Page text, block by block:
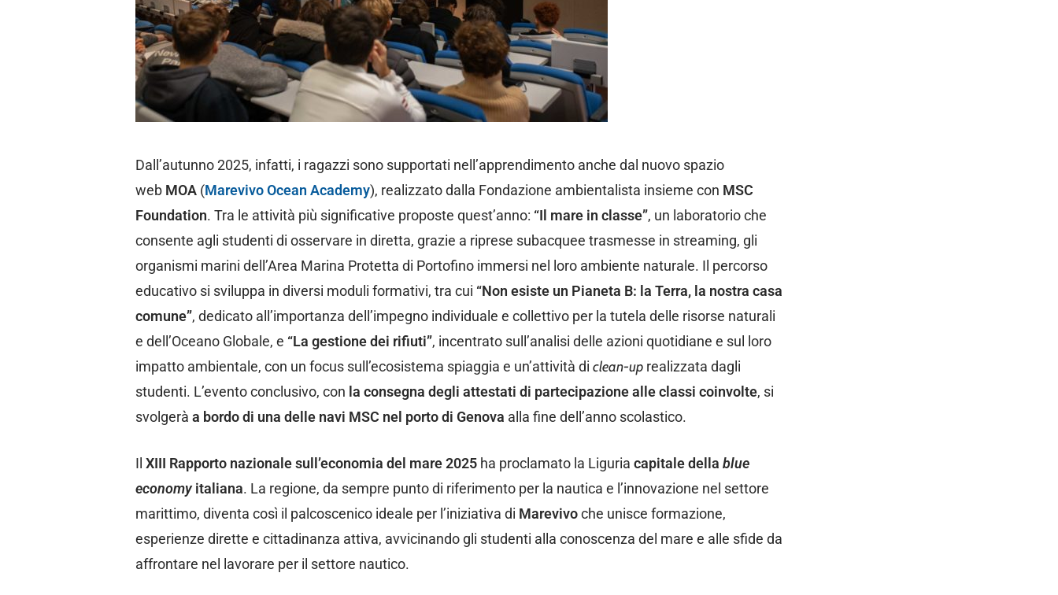
Dall’autunno 2025, infatti, i ragazzi sono supportati nell’apprendimento anche dal nuovo spazio
web MOA (Marevivo Ocean Academy), realizzato dalla Fondazione ambientalista insieme con MSC
Foundation. Tra le attività più significative proposte quest’anno: “Il mare in classe”, un laboratorio che
consente agli studenti di osservare in diretta, grazie a riprese subacquee trasmesse in streaming, gli
organismi marini dell’Area Marina Protetta di Portofino immersi nel loro ambiente naturale. Il percorso
educativo si sviluppa in diversi moduli formativi, tra cui “Non esiste un Pianeta B: la Terra, la nostra casa
comune”, dedicato all’importanza dell’impegno individuale e collettivo per la tutela delle risorse naturali
e dell’Oceano Globale, e “La gestione dei rifiuti”, incentrato sull’analisi delle azioni quotidiane e sul loro
impatto ambientale, con un focus sull’ecosistema spiaggia e un’attività di clean-up realizzata dagli
studenti. L’evento conclusivo, con la consegna degli attestati di partecipazione alle classi coinvolte, si
svolgerà a bordo di una delle navi MSC nel porto di Genova alla fine dell’anno scolastico.
Il XIII Rapporto nazionale sull’economia del mare 2025 ha proclamato la Liguria capitale della blue
economyitaliana. La regione, da sempre punto di riferimento per la nautica e l’innovazione nel settore
marittimo, diventa così il palcoscenico ideale per l’iniziativa di Marevivoche unisce formazione,
esperienze dirette e cittadinanza attiva, avvicinando gli studenti alla conoscenza del mare e alle sfide da
affrontare nel lavorare per il settore nautico.